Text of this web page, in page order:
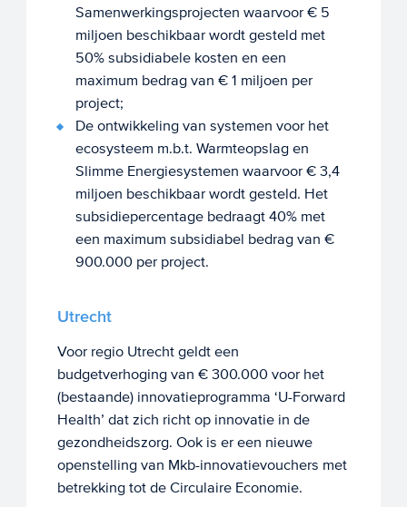
Samenwerkingsprojecten waarvoor € 5
miljoen beschikbaar wordt gesteld met
50% subsidiabele kosten en een
maximum bedrag van € 1 miljoen per
project;
De ontwikkeling van systemen voor het
ecosysteem m.b.t. Warmteopslag en
Slimme Energiesystemen waarvoor € 3,4
miljoen beschikbaar wordt gesteld. Het
subsidiepercentage bedraagt 40% met
een maximum subsidiabel bedrag van €
900.000 per project.
Utrecht
Voor regio Utrecht geldt een
budgetverhoging van € 300.000 voor het
(bestaande) innovatieprogramma ‘U-Forward
Health’ dat zich richt op innovatie in de
gezondheidszorg. Ook is er een nieuwe
openstelling van Mkb-innovatievouchers met
betrekking tot de Circulaire Economie.